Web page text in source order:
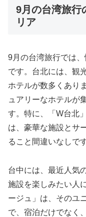
9月の台湾旅行
リア
9月の台湾旅行では
です。台北には、観
ホテルが数多くあり
ュアリーなホテルが
す。特に、「W台北
は、豪華な施設とサ
ること間違いなしです
台中には、最近人気
施設を楽しみたい人
ージュ」は、そのユ
で、宿泊だけでなく